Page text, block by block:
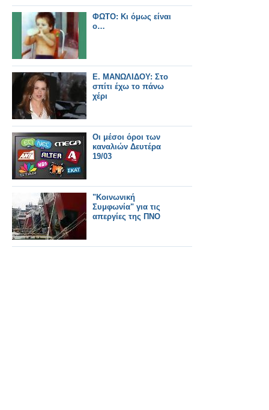
ΦΩΤΟ: Κι όμως είναι
ο…
Ε. ΜΑΝΩΛΙΔΟΥ: Στο
σπίτι έχω το πάνω
χέρι
Οι μέσοι όροι των
καναλιών Δευτέρα
19/03
"Κοινωνική
Συμφωνία" για τις
απεργίες της ΠΝΟ